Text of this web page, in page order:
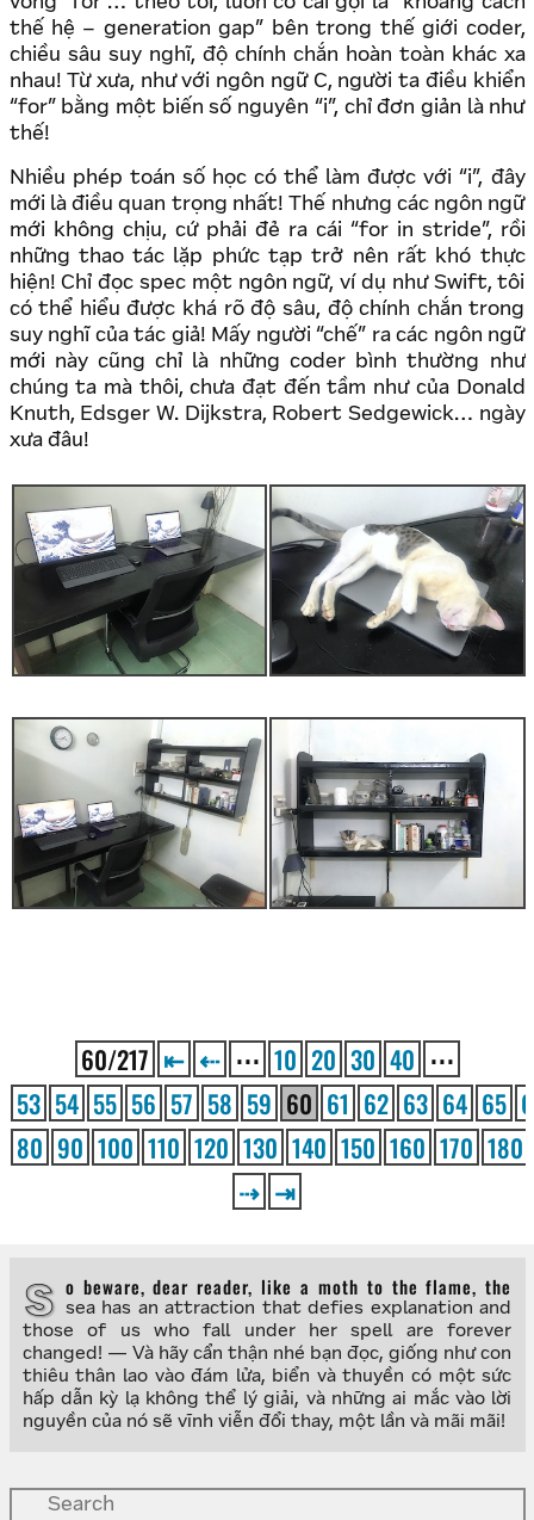
vòng “for”… theo tôi, luôn có cái gọi là “khoảng cách
thế hệ – generation gap” bên trong thế giới coder,
chiều sâu suy nghĩ, độ chính chắn hoàn toàn khác xa
nhau! Từ xưa, như với ngôn ngữ C, người ta điều khiển
“for” bằng một biến số nguyên “i”, chỉ đơn giản là như
thế!
Nhiều phép toán số học có thể làm được với “i”, đây
mới là điều quan trọng nhất! Thế nhưng các ngôn ngữ
mới không chịu, cứ phải đẻ ra cái “for in stride”, rồi
những thao tác lặp phức tạp trở nên rất khó thực
hiện! Chỉ đọc spec một ngôn ngữ, ví dụ như Swift, tôi
có thể hiểu được khá rõ độ sâu, độ chính chắn trong
suy nghĩ của tác giả! Mấy người “chế” ra các ngôn ngữ
mới này cũng chỉ là những coder bình thường như
chúng ta mà thôi, chưa đạt đến tầm như của Donald
Knuth, Edsger W. Dijkstra, Robert Sedgewick… ngày
xưa đâu!
60/217 ⇤ ⇠ ⋯ 10 20 30 40 ⋯
53 54 55 56 57 58 59 60 61 62 63 64 65
80 90 100 110 120 130 140 150 160 170 180
⇢ ⇥
So beware, dear reader, like a moth to the flame, the
sea has an attraction that defies explanation and
those of us who fall under her spell are forever
changed! — Và hãy cẩn thận nhé bạn đọc, giống như con
thiêu thân lao vào đám lửa, biển và thuyền có một sức
hấp dẫn kỳ lạ không thể lý giải, và những ai mắc vào lời
nguyền của nó sẽ vĩnh viễn đổi thay, một lần và mãi mãi!